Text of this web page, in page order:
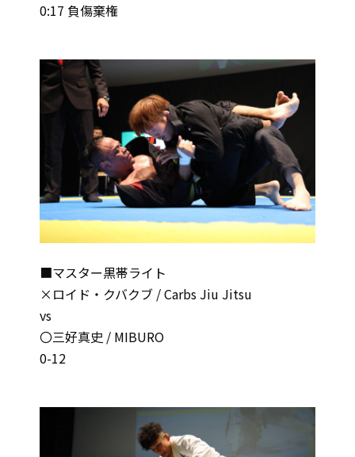
0:17 負傷棄権
■マスター黒帯ライト
×ロイド・クバクブ / Carbs Jiu Jitsu
vs
〇三好真史 / MIBURO
0-12